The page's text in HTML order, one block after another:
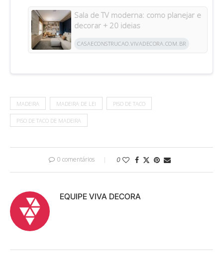
Sala de TV moderna: como planejar e
decorar + 20 ideias
CASAECONSTRUCAO.VIVADECORA.COM.BR
MADEIRA MADEIRA DE LEI PISO DE TACO
PISO DE TACO DE MADEIRA
0 comentários 0
EQUIPE VIVA DECORA